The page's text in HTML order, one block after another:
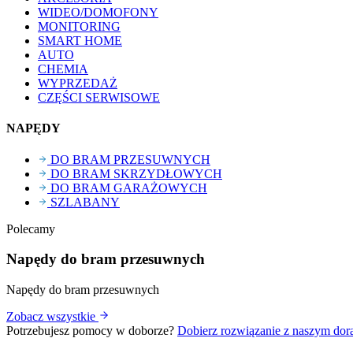
WIDEO/DOMOFONY
MONITORING
SMART HOME
AUTO
CHEMIA
WYPRZEDAŻ
CZĘŚCI SERWISOWE
NAPĘDY
DO BRAM PRZESUWNYCH
DO BRAM SKRZYDŁOWYCH
DO BRAM GARAŻOWYCH
SZLABANY
Polecamy
Napędy do bram przesuwnych
Napędy do bram przesuwnych
Zobacz wszystkie
Potrzebujesz pomocy w doborze? Dobierz rozwiązanie z naszym